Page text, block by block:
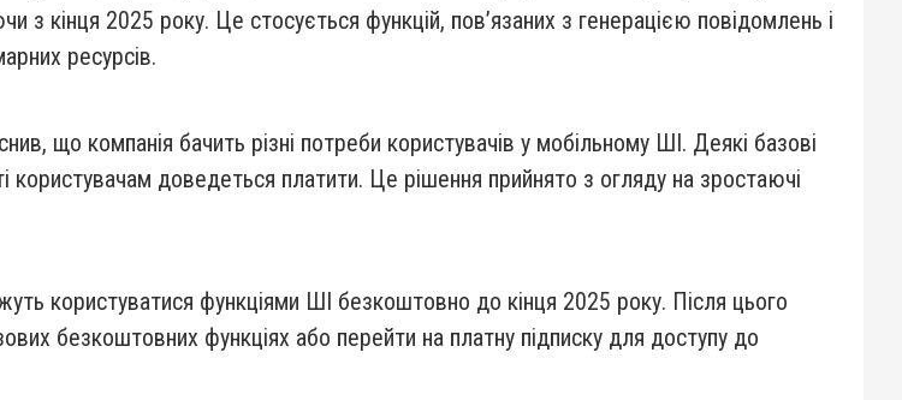
з кінця 2025 року. Це стосується функцій, пов’язаних з генерацією повідомлень і
ресурсів.
що компанія бачить різні потреби користувачів у мобільному ШІ. Деякі базові
доведеться платити. Це рішення прийнято з огляду на зростаючі
користуватися функціями ШІ безкоштовно до кінця 2025 року. Після цього
безкоштовних функціях або перейти на платну підписку для доступу до